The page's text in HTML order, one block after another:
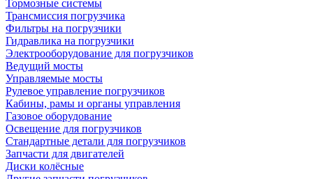
Тормозные системы
Трансмиссия погрузчика
Фильтры на погрузчики
Гидравлика на погрузчики
Электрооборудование для погрузчиков
Ведущий мосты
Управляемые мосты
Рулевое управление погрузчиков
Кабины, рамы и органы управления
Газовое оборудование
Освещение для погрузчиков
Стандартные детали для погрузчиков
Запчасти для двигателей
Диски колёсные